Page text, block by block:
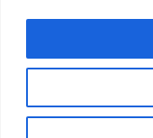
© 2023
Création site